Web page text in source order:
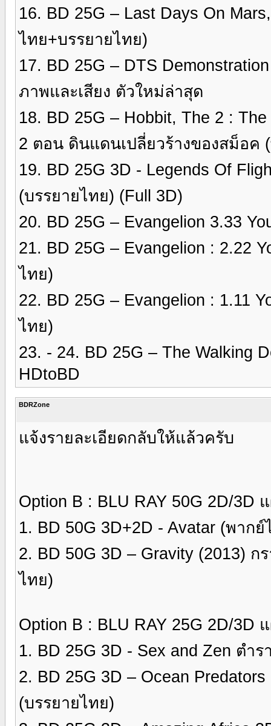
16. BD 25G – Last Days On
ไทย+บรรยายไทย)
17. BD 25G – DTS
ภาพและเสียง ตัวใหม่ล่าสุด
18. BD 25G – Hobbit, The 2 :
2 ตอน ดินแดนเปลี่ยวร้างของสม็อค
19. BD 25G 3D - Legends Of
(บรรยายไทย) (Full 3D)
20. BD 25G – Evangelion 3.33
21. BD 25G – Evangelion : 2.22
ไทย)
22. BD 25G – Evangelion : 1.11
ไทย)
23. - 24. BD 25G – The Walking
HDtoBD
BDRZone
แจ้งรายละเอียดกลับให้แล้วครับ
Option B : BLU RAY 50G 2D/3D
1. BD 50G 3D+2D - Avatar (พาก
2. BD 50G 3D – Gravity (2013)
ไทย)
Option B : BLU RAY 25G 2D/3D
1. BD 25G 3D - Sex and Zen ตำ
2. BD 25G 3D – Ocean
(บรรยายไทย)